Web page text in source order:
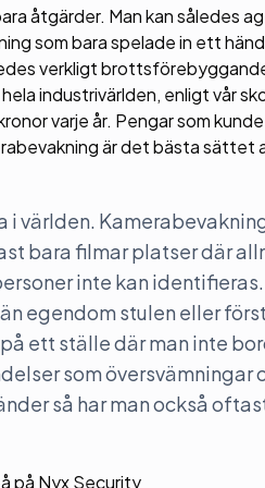
åtgärder. Man kan således
som bara spelade in ett
verkligt
industrivärlden, enligt vår
varje år. Pengar som
är det bästa sättet
världen.
bara filmar platser där
inte kan
egendom stulen eller
ett ställe där man inte
som översvämningar
så har man också
på Nyx Security